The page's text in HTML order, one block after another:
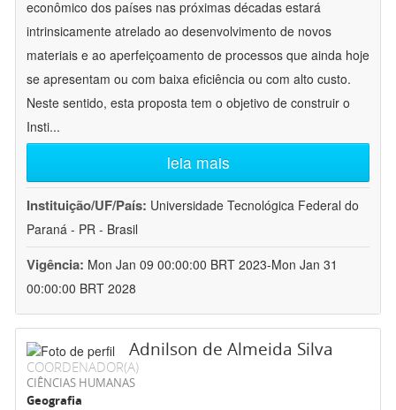
econômico dos países nas próximas décadas estará
intrinsicamente atrelado ao desenvolvimento de novos
materiais e ao aperfeiçoamento de processos que ainda hoje
se apresentam ou com baixa eficiência ou com alto custo.
Neste sentido, esta proposta tem o objetivo de construir o
Insti...
leia mais
Instituição/UF/País: Universidade Tecnológica Federal do
Paraná - PR - Brasil
Vigência: Mon Jan 09 00:00:00 BRT 2023-Mon Jan 31
00:00:00 BRT 2028
Adnilson de Almeida Silva
COORDENADOR(A)
CIÊNCIAS HUMANAS
Geografia